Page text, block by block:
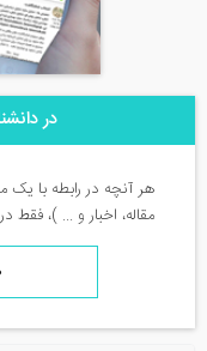
در دانشنامه 808
هر آنچه در رابطه با
مقاله، اخبار و ... )،